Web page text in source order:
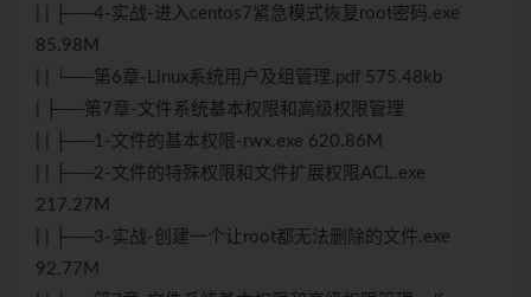
| | ├──4-实战-进入centos7紧急模式恢复root密码.exe
85.98M
| | └──第6章-Linux系统用户及组管理.pdf 575.48kb
| ├──第7章-文件系统基本权限和高级权限管理
| | ├──1-文件的基本权限-rwx.exe 620.86M
| | ├──2-文件的特殊权限和文件扩展权限ACL.exe
217.27M
| | ├──3-实战-创建一个让root都无法删除的文件.exe
92.77M